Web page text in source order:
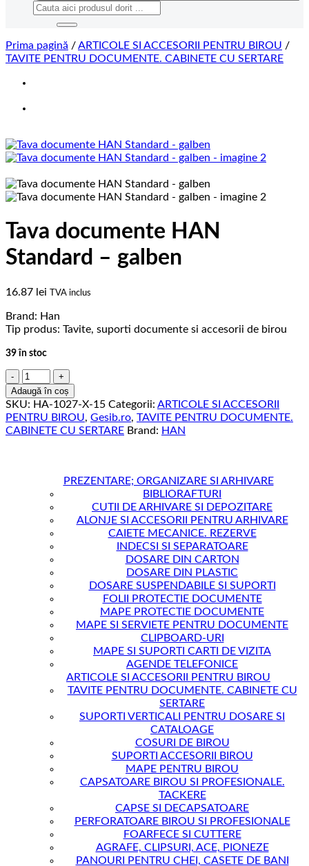
Caută
Prima pagină /ARTICOLE SI ACCESORII PENTRU BIROU /
TAVITE PENTRU DOCUMENTE. CABINETE CU SERTARE
Tava documente HAN
Standard – galben
16.87 lei TVA inclus
Brand: Han
Tip produs: Tavite, suporti documente si accesorii de birou
39 în stoc
Cantitate
Tava
documente
HAN
Standard
Adaugă în coș
SKU: HA-1027-X-15 Categorii: ARTICOLE SI ACCESORII
PENTRU BIROU, Gesib.ro, TAVITE PENTRU DOCUMENTE.
CABINETE CU SERTARE Brand: HAN
PREZENTARE; ORGANIZARE SI ARHIVARE
BIBLIORAFTURI
CUTII DE ARHIVARE SI DEPOZITARE
ALONJE SI ACCESORII PENTRU ARHIVARE
CAIETE MECANICE. REZERVE
INDECSI SI SEPARATOARE
DOSARE DIN CARTON
DOSARE DIN PLASTIC
DOSARE SUSPENDABILE SI SUPORTI
FOLII PROTECTIE DOCUMENTE
MAPE PROTECTIE DOCUMENTE
MAPE SI SERVIETE PENTRU DOCUMENTE
CLIPBOARD-URI
MAPE SI SUPORTI CARTI DE VIZITA
AGENDE TELEFONICE
ARTICOLE SI ACCESORII PENTRU BIROU
TAVITE PENTRU DOCUMENTE. CABINETE CU
SERTARE
SUPORTI VERTICALI PENTRU DOSARE SI
CATALOAGE
COSURI DE BIROU
SUPORTI ACCESORII BIROU
MAPE PENTRU BIROU
CAPSATOARE BIROU SI PROFESIONALE.
TACKERE
CAPSE SI DECAPSATOARE
PERFORATOARE BIROU SI PROFESIONALE
FOARFECE SI CUTTERE
AGRAFE, CLIPSURI, ACE, PIONEZE
PANOURI PENTRU CHEI, CASETE DE BANI